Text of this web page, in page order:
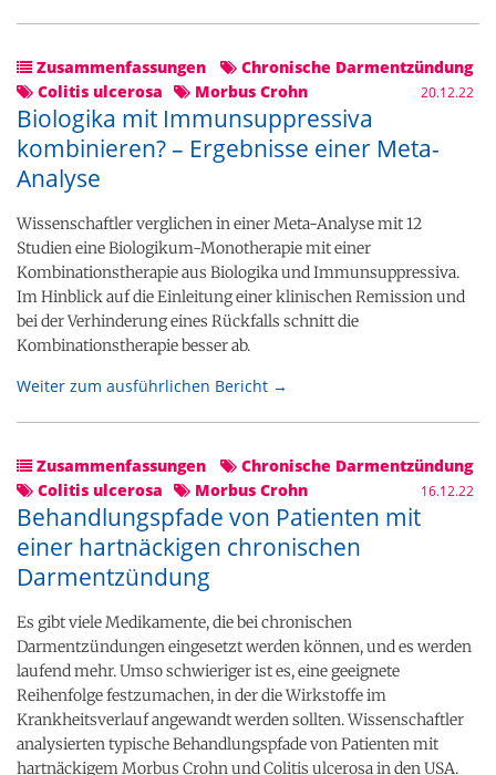
Zusammenfassungen
Chronische Darmentzündung
Colitis ulcerosa
Morbus Crohn 20.12.22
Biologika mit Immunsuppressiva
kombinieren? – Ergebnisse einer Meta-
Analyse
Wissenschaftler verglichen in einer Meta-Analyse mit 12
Studien eine Biologikum-Monotherapie mit einer
Kombinationstherapie aus Biologika und Immunsuppressiva.
Im Hinblick auf die Einleitung einer klinischen Remission und
bei der Verhinderung eines Rückfalls schnitt die
Kombinationstherapie besser ab.
Weiter zum ausführlichen Bericht →
Zusammenfassungen
Chronische Darmentzündung
Colitis ulcerosa
Morbus Crohn 16.12.22
Behandlungspfade von Patienten mit
einer hartnäckigen chronischen
Darmentzündung
Es gibt viele Medikamente, die bei chronischen
Darmentzündungen eingesetzt werden können, und es werden
laufend mehr. Umso schwieriger ist es, eine geeignete
Reihenfolge festzumachen, in der die Wirkstoffe im
Krankheitsverlauf angewandt werden sollten. Wissenschaftler
analysierten typische Behandlungspfade von Patienten mit
hartnäckigem Morbus Crohn und Colitis ulcerosa in den USA.